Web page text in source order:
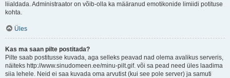
liialdada. Administraator on võib-olla ka määranud emotikonide limiidi potituse
kohta.
Üles
Kas ma saan pilte postitada?
Pilte saab postitusse kuvada, aga selleks peavad nad olema avalikus serveris,
näiteks http://www.sinudomeen.ee/minu-pilt.gif. või sa pead need üles laadima
siia lehele. Neid ei saa kuvada oma arvutist (kui see pole server) ja samuti